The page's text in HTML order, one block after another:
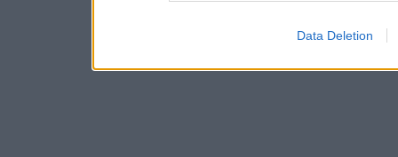
Data Deletion